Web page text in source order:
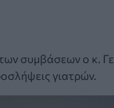
συμβάσεων ο κ.
γιατρών.